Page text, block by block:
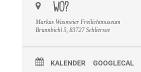
WO?
Markus Wasmeier Freilichtmuseum
Brunnbichl 5, 83727 Schliersee
KALENDER GOOGLECAL